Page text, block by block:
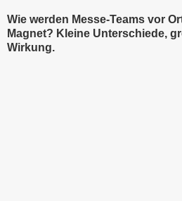
Wie werden Messe‑Teams vor
Magnet? Kleine Unterschiede,
Wirkung.